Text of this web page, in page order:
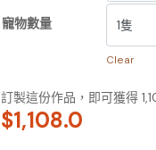
寵物數量
Clear
訂製這份作品，即可獲得
$1,108.0